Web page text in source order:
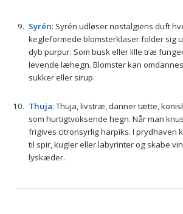
Syrén: Syrén udløser nostalgiens duft
kegleformede blomsterklaser folder sig
dyb purpur. Som busk eller lille træ
levende læhegn. Blomster kan
sukker eller sirup.
Thuja: Thuja, livstræ, danner tætte,
som hurtigtvoksende hegn. Når man
frigives citronsyrlig harpiks. I prydhaven
til spir, kugler eller labyrinter og skabe
lyskæder.